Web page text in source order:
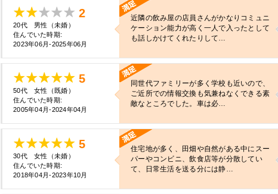
2
20代 男性（未婚）
住んでいた時期:
2023年06月-2025年06月
近隣の飲み屋の店員さんがかなりコミュニ
ケーション能力が高く一人で入ったとして
も話しかけてくれたりして…
5
50代 女性（既婚）
住んでいた時期:
2005年04月-2024年04月
同世代ファミリーが多く学校も近いので、
ご近所での情報交換も気兼ねなくできる素
敵なところでした。車は必…
5
30代 女性（未婚）
住んでいた時期:
2018年04月-2023年10月
住宅地が多く、田畑や自然がある中にスー
パーやコンビニ、飲食店等が分散してい
て、日常生活を送る分には静…